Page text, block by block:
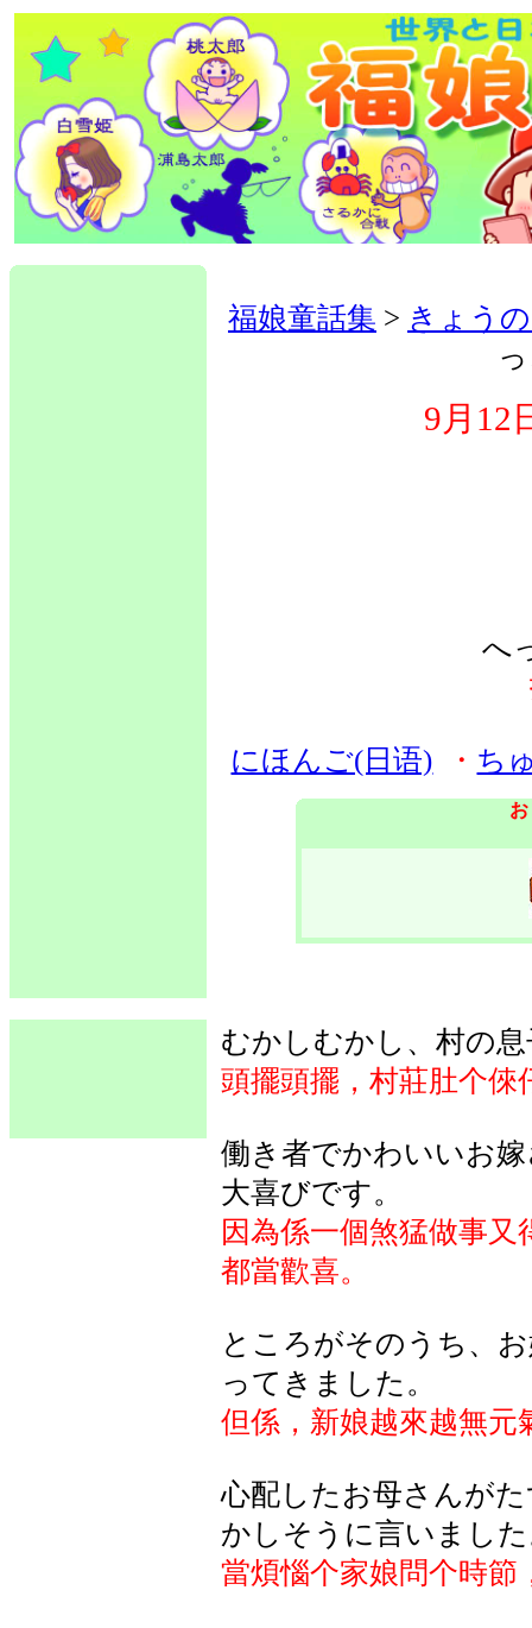
福娘童話集 > きょう
9月12
へ
にほんご(日语) ・ ち
むかしむかし、村の
頭擺頭擺，村莊肚个倈
働き者でかわいいお
大喜びです。
因為係一個煞猛做事
都當歡喜。
ところがそのうち、
ってきました。
但係，新娘越來越無元
心配したお母さんが
かしそうに言いまし
當煩惱个家娘問个時節